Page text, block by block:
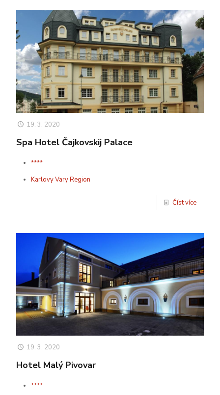
19. 3. 2020
Spa Hotel Čajkovskij Palace
****
Karlovy Vary Region
Číst více
19. 3. 2020
Hotel Malý Pivovar
****